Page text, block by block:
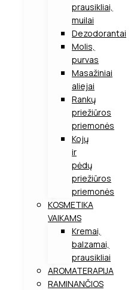
prausikliai,
muilai
Dezodorantai
Molis,
purvas
Masažiniai
aliejai
Rankų
priežiūros
priemonės
Kojų
ir
pėdų
priežiūros
priemonės
KOSMETIKA
VAIKAMS
Kremai,
balzamai,
prausikliai
AROMATERAPIJA
RAMINANČIOS